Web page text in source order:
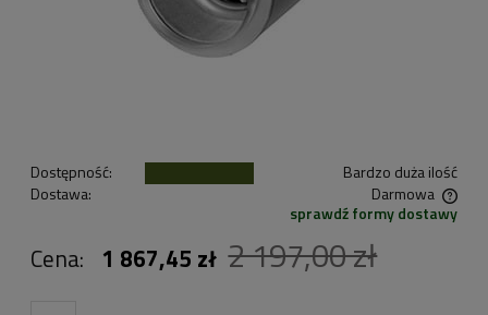
Dostępność:
Bardzo duża ilość
Dostawa:
Darmowa
Cena nie zawiera ewentualnych kosztów płatnościsprawdź formy dostawy
Cena: 1 867,45 zł 2 197,00 zł